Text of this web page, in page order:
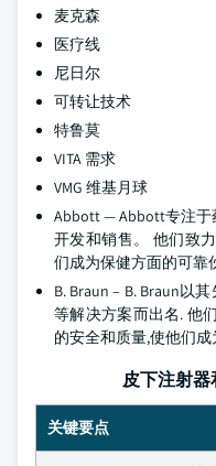
麦克森
医疗线
尼日尔
可转让技术
特鲁莫
VITA 需求
VMG 维基月球
Abbott — Abbott专注于
开发和销售。 他们致
们成为保健方面的可靠
B. Braun – B. Braun以
等解决方案而出名. 他
的安全和质量,使他们成
皮下注射
关键要点